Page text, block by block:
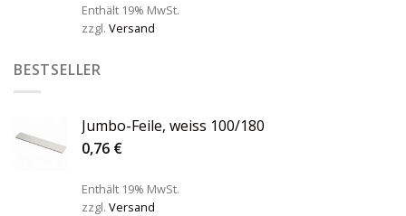
Enthält 19% MwSt.
zzgl. Versand
BESTSELLER
Jumbo-Feile, weiss 100/180
0,76 €
Enthält 19% MwSt.
zzgl. Versand